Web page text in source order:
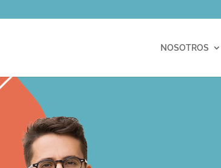
NOSOTROS